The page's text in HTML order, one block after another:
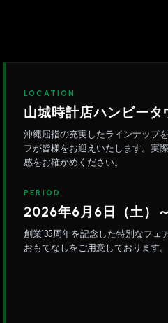
LOCATION
山城時計店ハンビータ
沖縄屈指の充実したラインナップ
フが皆様をお迎えいたします。実
感をお確かめください。
PERIOD
2026年6月6日（土）
創業135周年を記念した特別なフ
おもてなしをご用意しております。